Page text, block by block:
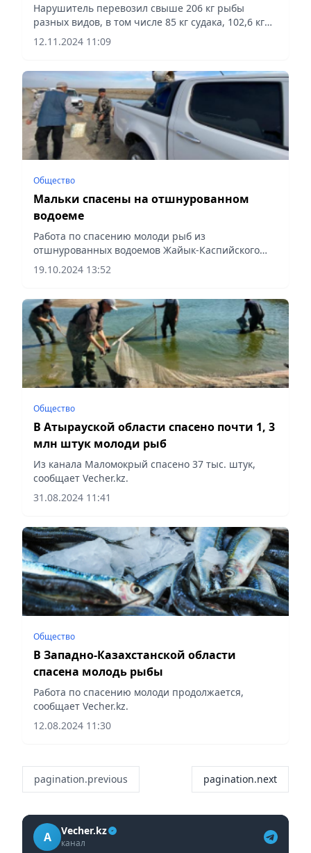
Нарушитель перевозил свыше 206 кг рыбы
разных видов, в том числе 85 кг судака, 102,6 кг
щуки и 78 кг налима, сообщает Vecher.kz.
12.11.2024 11:09
Общество
Мальки спасены на отшнурованном
водоеме
Работа по спасению молоди рыб из
отшнурованных водоемов Жайык-Каспийского
бассейна продолжается и находится на
постоянном контроле, сообщает Vecher.kz.
19.10.2024 13:52
Общество
В Атырауской области спасено почти 1, 3
млн штук молоди рыб
Из канала Маломокрый спасено 37 тыс. штук,
сообщает Vecher.kz.
31.08.2024 11:41
Общество
В Западно-Казахстанской области
спасена молодь рыбы
Работа по спасению молоди продолжается,
сообщает Vecher.kz.
12.08.2024 11:30
pagination.previous pagination.next
A Vecher.kz
канал